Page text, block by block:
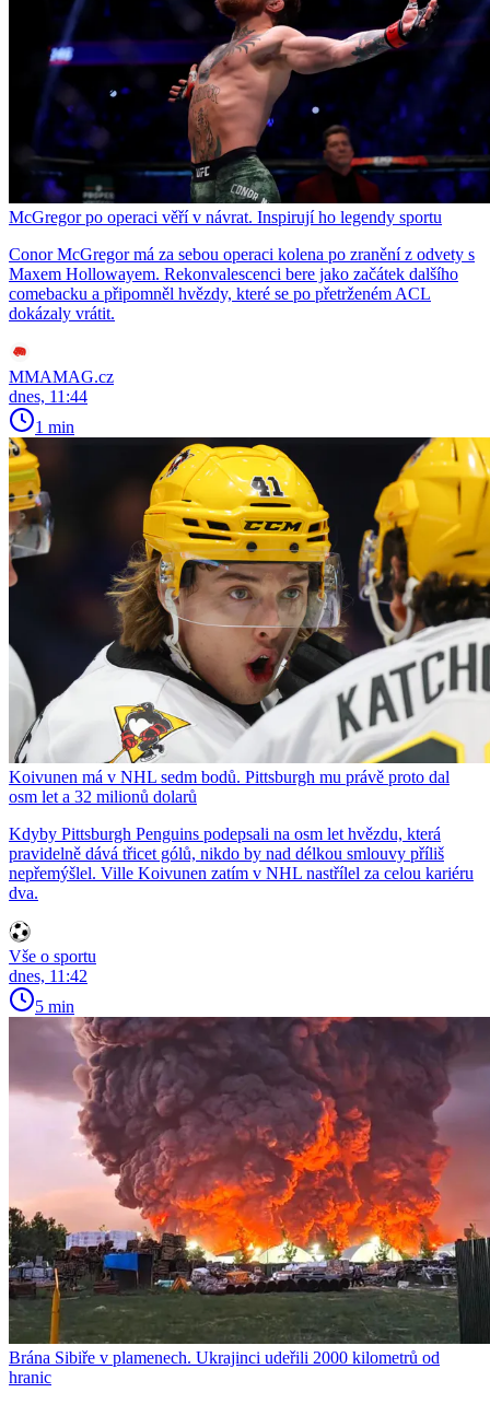
McGregor po operaci věří v návrat. Inspirují ho legendy sportu
Conor McGregor má za sebou operaci kolena po zranění z odvety s
Maxem Hollowayem. Rekonvalescenci bere jako začátek dalšího
comebacku a připomněl hvězdy, které se po přetrženém ACL
dokázaly vrátit.
MMAMAG.cz
dnes, 11:44
1 min
Koivunen má v NHL sedm bodů. Pittsburgh mu právě proto dal
osm let a 32 milionů dolarů
Kdyby Pittsburgh Penguins podepsali na osm let hvězdu, která
pravidelně dává třicet gólů, nikdo by nad délkou smlouvy příliš
nepřemýšlel. Ville Koivunen zatím v NHL nastřílel za celou kariéru
dva.
Vše o sportu
dnes, 11:42
5 min
Brána Sibiře v plamenech. Ukrajinci udeřili 2000 kilometrů od
hranic